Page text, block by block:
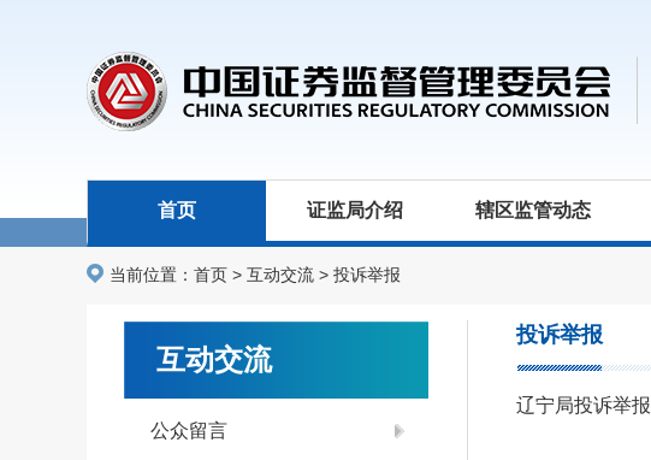
首页 证监局介绍 辖区监管动态
当前位置： 首页 > 互动交流 > 投诉举报
互动交流
公众留言
投诉举报
辽宁局投诉举报